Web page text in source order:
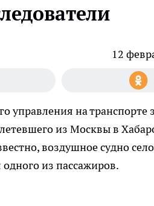
12
управления на транспорте
из Москвы в
воздушное судно
из пассажиров.